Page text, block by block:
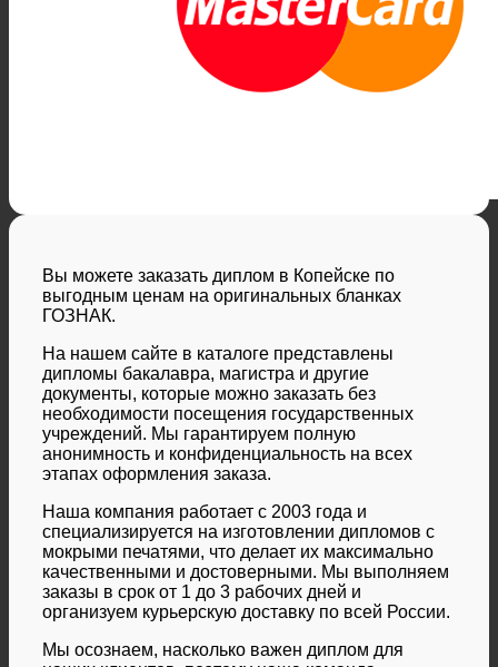
Вы можете заказать диплом в Копейске по
выгодным ценам на оригинальных бланках
ГОЗНАК.
На нашем сайте в каталоге представлены
дипломы бакалавра, магистра и другие
документы, которые можно заказать без
необходимости посещения государственных
учреждений. Мы гарантируем полную
анонимность и конфиденциальность на всех
этапах оформления заказа.
Наша компания работает с 2003 года и
специализируется на изготовлении дипломов с
мокрыми печатями, что делает их максимально
качественными и достоверными. Мы выполняем
заказы в срок от 1 до 3 рабочих дней и
организуем курьерскую доставку по всей России.
Мы осознаем, насколько важен диплом для